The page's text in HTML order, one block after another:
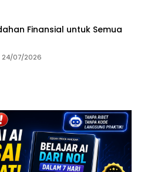
Finansial untuk Semua
24/07/2026